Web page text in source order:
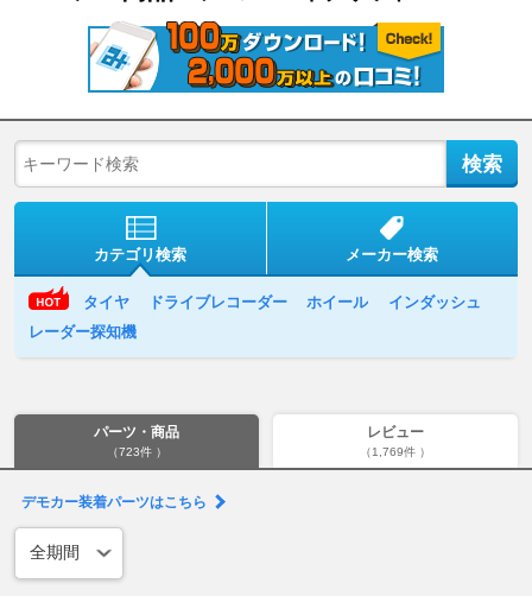
カテゴリ検索 メーカー検索
タイヤ ドライブレコーダー ホイール
インダッシュ
レーダー探知機
パーツ・商品
（723件 ）
レビュー
（1,769件 ）
デモカー装着パーツはこちら